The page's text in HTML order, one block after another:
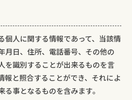
個人に関する情報であって、当該情
月日、住所、電話番号、その他の
を識別することが出来るものを言
報と照合することができ、それによ
る事となるものを含みます。